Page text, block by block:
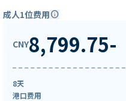
成人1位费用info
CNY8,799.75-
8天
港口费用